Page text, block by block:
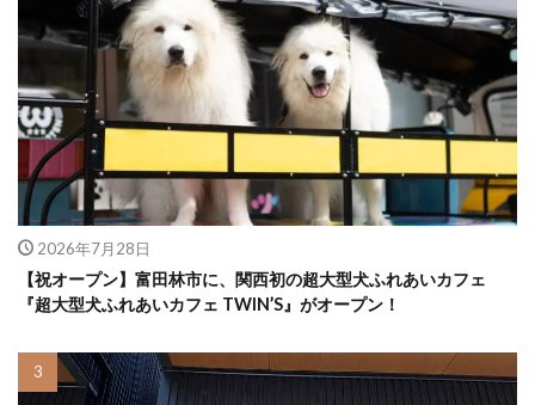
2026年7月28日
【祝オープン】富田林市に、関西初の超大型犬ふれあいカフェ
『超大型犬ふれあいカフェ TWIN’S』がオープン！